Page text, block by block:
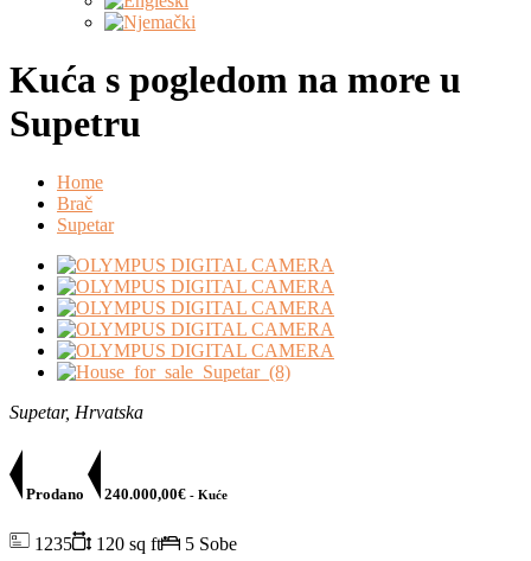
Kuća s pogledom na more u
Supetru
Home
Brač
Supetar
Supetar, Hrvatska
Prodano 240.000,00€ - Kuće
1235 120 sq ft
5 Sobe